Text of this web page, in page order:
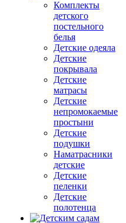
Комплекты
детского
постельного
белья
Детские одеяла
Детские
покрывала
Детские
матрасы
Детские
непромокаемые
простыни
Детские
подушки
Наматрасники
детские
Детские
пеленки
Детские
полотенца